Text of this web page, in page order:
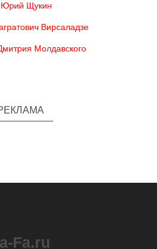
Юрий Щукин
Вирсаладзе
Молдавского
Fa.ru